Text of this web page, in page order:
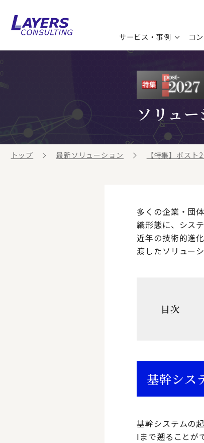
サービス・事例 コ
コンサルティングサービス
コンサルティング事例
セミナー情報
最新ソリューション
ビジネステーマ解説集
連載／寄稿／書籍
ソリュ
トップ 最新ソリューション 【特集】ポス
多くの企業・団
織形態に、シス
近年の技術的進
渡したソリュー
目次
基幹シス
基幹システムの
Ⅰまで遡ること